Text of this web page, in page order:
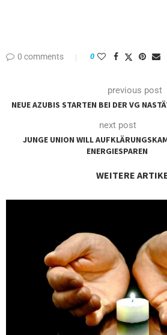
0 comments 0
previous post
NEUE AZUBIS STARTEN BEI DER VG
next post
JUNGE UNION WILL
ENERGIESPAREN
WEITERE